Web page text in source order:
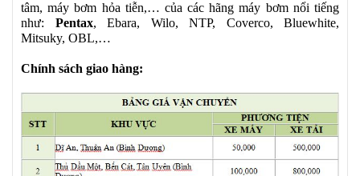
tâm, máy bơm hỏa tiễn,… của các hãng máy bơm nổi tiếng
như: Pentax, Ebara, Wilo, NTP, Coverco, Bluewhite,
Mitsuky, OBL,…
Chính sách giao hàng: